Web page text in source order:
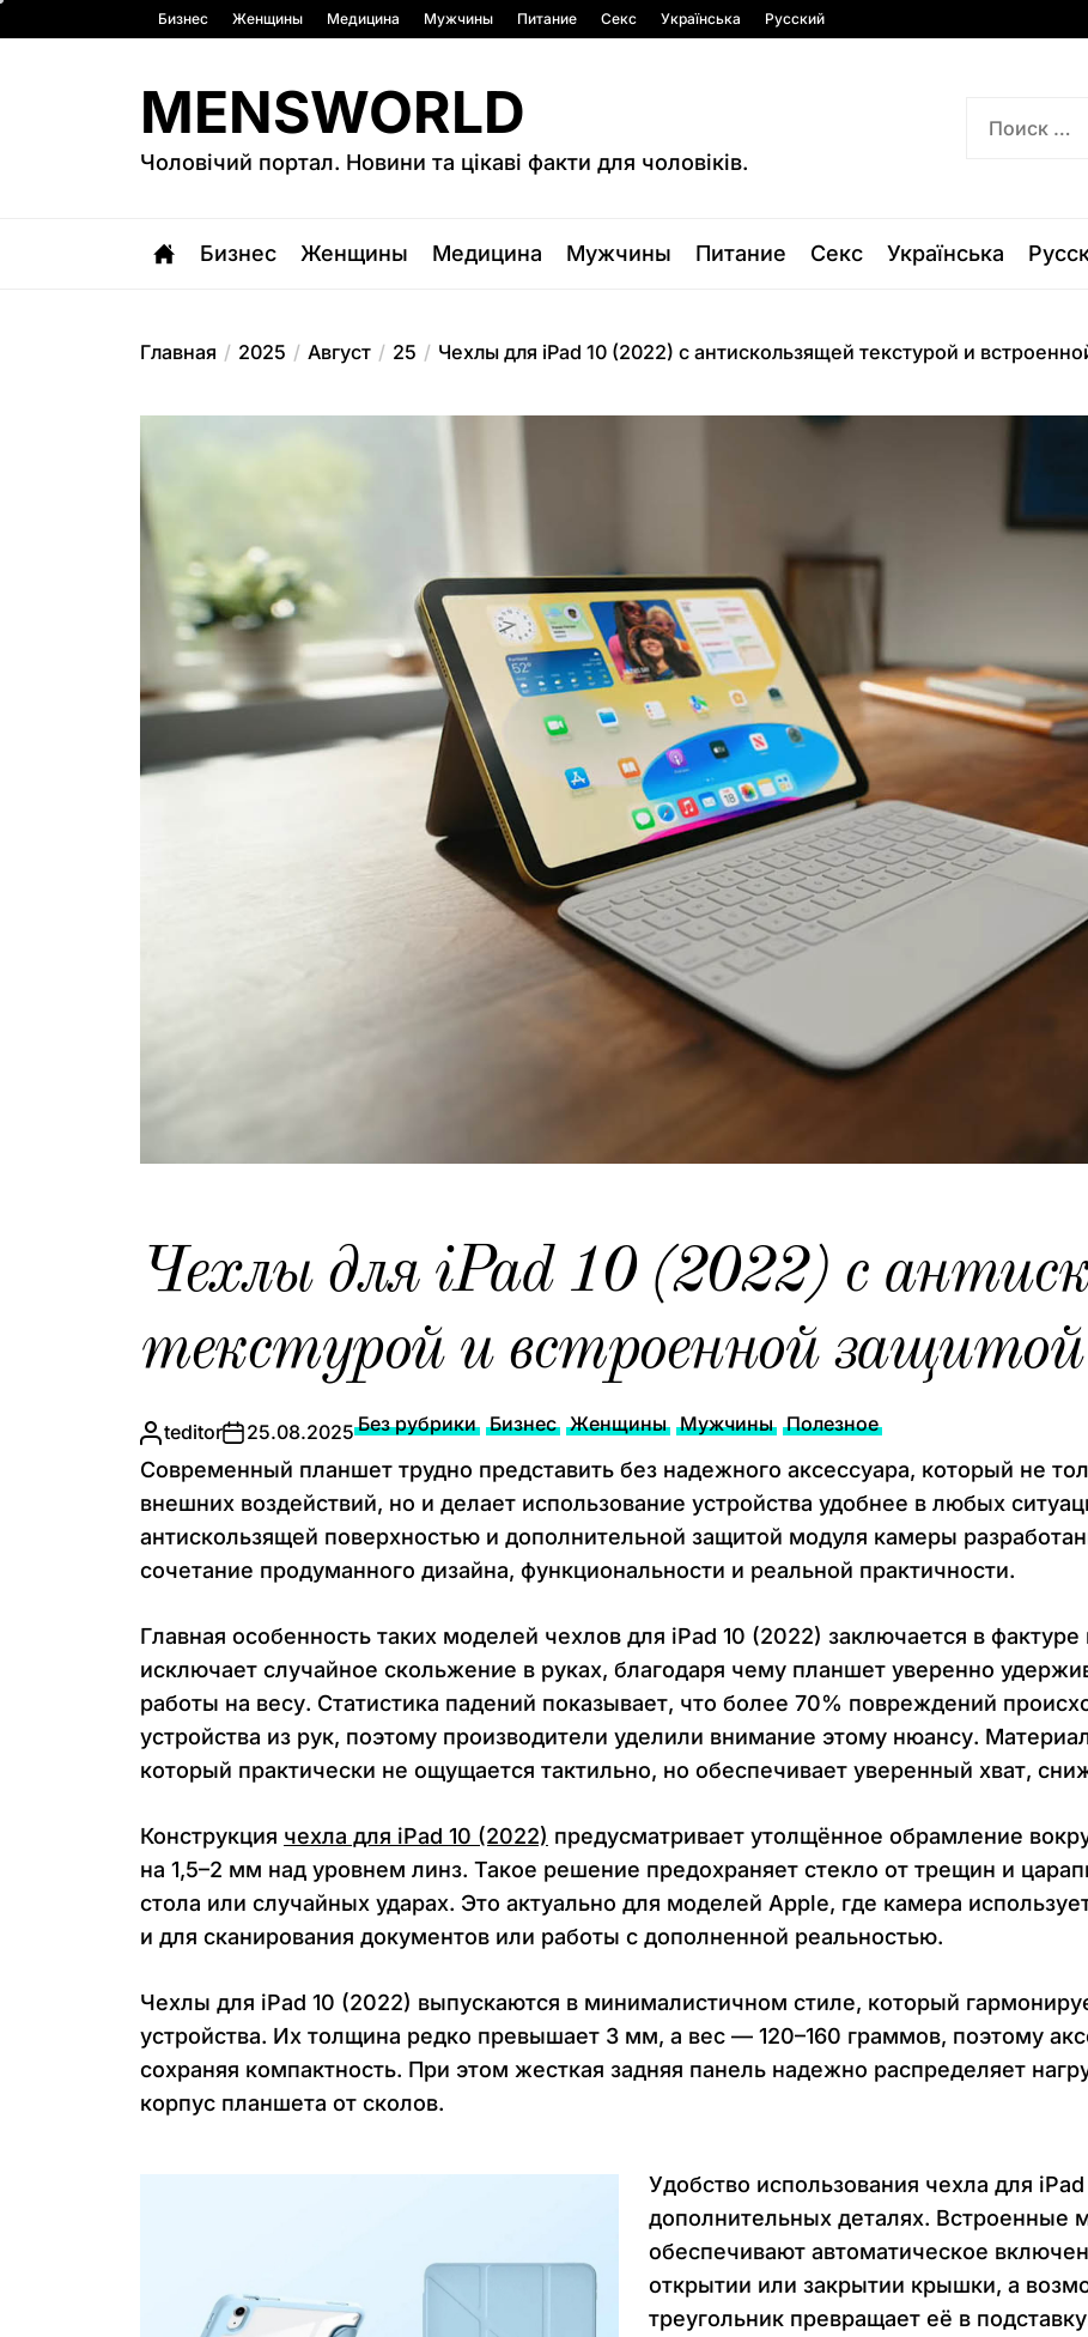
к
Бизнес Женщины Медицина Мужчины Питание Секс Українська Русский
MENSWORLD
Чоловічий портал. Новини та цікаві факти для чоловіків.
Бизнес Женщины Медицина Мужчины Питание Секс Українська
Главная 2025 Август 25 Чехлы для iPad 10 (2022) с антискользящей текстурой и
Чехлы для iPad 10 (2022) с
текстурой и встроенной
teditor 25.08.2025 Без рубрики Бизнес Женщины Мужчины Полезное
Современный планшет трудно представить без надежного аксессуара, который не
внешних воздействий, но и делает использование устройства удобнее в любых
антискользящей поверхностью и дополнительной защитой модуля камеры
сочетание продуманного дизайна, функциональности и реальной практичности.
Главная особенность таких моделей чехлов для iPad 10 (2022) заключается в
исключает случайное скольжение в руках, благодаря чему планшет уверенно
работы на весу. Статистика падений показывает, что более 70% повреждений
устройства из рук, поэтому производители уделили внимание этому нюансу.
который практически не ощущается тактильно, но обеспечивает уверенный хват,
Конструкция чехла для iPad 10 (2022) предусматривает утолщённое обрамление
на 1,5–2 мм над уровнем линз. Такое решение предохраняет стекло от трещин и
стола или случайных ударах. Это актуально для моделей Apple, где камера
и для сканирования документов или работы с дополненной реальностью.
Чехлы для iPad 10 (2022) выпускаются в минималистичном стиле, который
устройства. Их толщина редко превышает 3 мм, а вес — 120–160 граммов, поэтому
сохраняя компактность. При этом жесткая задняя панель надежно распределяет
корпус планшета от сколов.
Удобство использования чехла для
дополнительных деталях. Встроенные
обеспечивают автоматическое
открытии или закрытии крышки, а
треугольник превращает её в